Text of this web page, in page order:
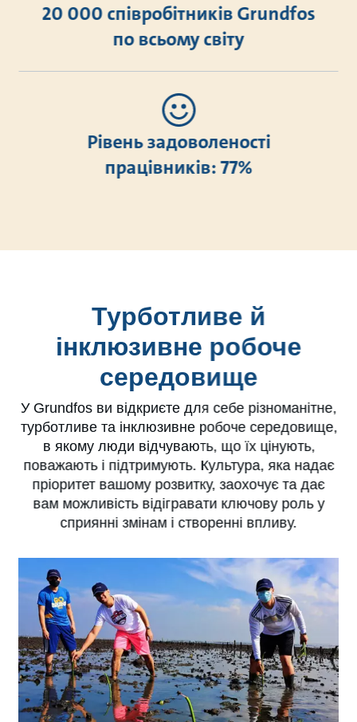
20 000 співробітників Grundfos
по всьому світу
Рівень задоволеності
працівників: 77%
Турботливе й
інклюзивне робоче
середовище
У Grundfos ви відкриєте для себе різноманітне,
турботливе та інклюзивне робоче середовище,
в якому люди відчувають, що їх цінують,
поважають і підтримують. Культура, яка надає
пріоритет вашому розвитку, заохочує та дає
вам можливість відігравати ключову роль у
сприянні змінам і створенні впливу.